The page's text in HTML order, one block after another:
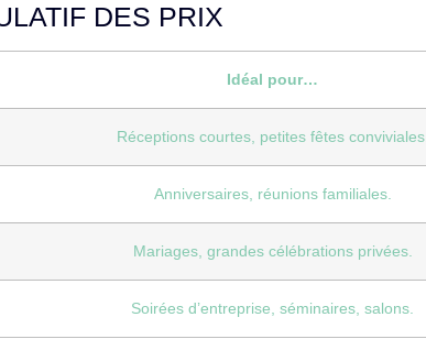
DES PRIX
Idéal pour…
Réceptions courtes, petites fêtes conviviales.
Anniversaires, réunions familiales.
Mariages, grandes célébrations privées.
Soirées d’entreprise, séminaires, salons.